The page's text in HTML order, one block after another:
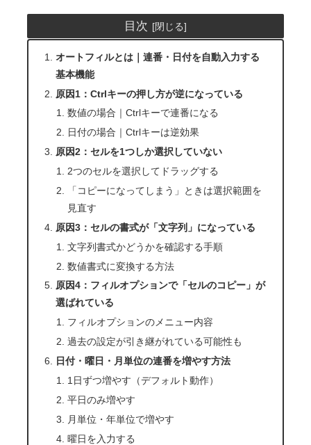
目次
オートフィルとは｜連番・日付を自動入力する
基本機能
原因1：Ctrlキーの押し方が逆になっている
数値の場合｜Ctrlキーで連番になる
日付の場合｜Ctrlキーは逆効果
原因2：セルを1つしか選択していない
2つのセルを選択してドラッグする
「コピーになってしまう」ときは選択範囲を
見直す
原因3：セルの書式が「文字列」になっている
文字列書式かどうかを確認する手順
数値書式に変換する方法
原因4：フィルオプションで「セルのコピー」が
選ばれている
フィルオプションのメニュー内容
過去の設定が引き継がれている可能性も
日付・曜日・月単位の連番を増やす方法
1日ずつ増やす（デフォルト動作）
平日のみ増やす
月単位・年単位で増やす
曜日を入力する